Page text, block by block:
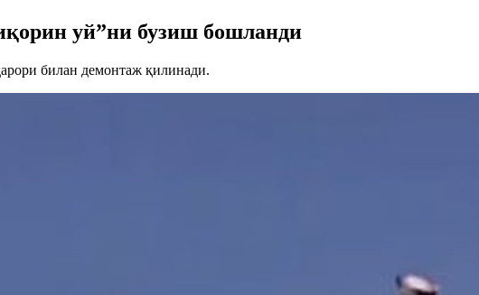
уй”ни бузиш бошланди
билан демонтаж қилинади.